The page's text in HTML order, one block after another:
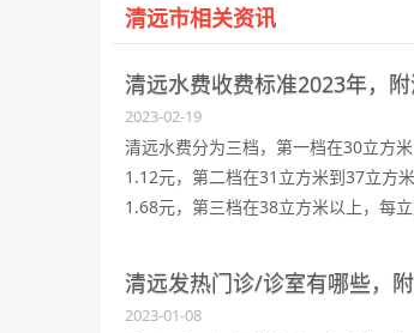
清远市相关资讯
清远水费收费标准2023年，
2023-02-19
清远水费分为三档，第一档在30立方
1.12元，第二档在31立方米到37立方
1.68元，第三档在38立方米以上，每立
清远发热门诊/诊室有哪些，
2023-01-08